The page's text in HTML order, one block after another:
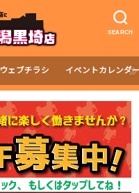
SEARCH
ウェブチラシ イベントカレンダ